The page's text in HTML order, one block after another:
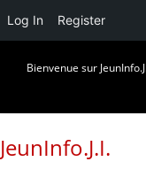
Log In Register
Bienvenue sur
JeunInfo.J.I.